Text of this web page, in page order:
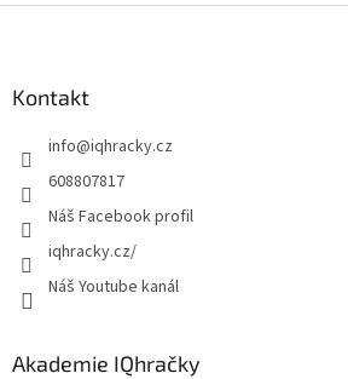
Kontakt
info@iqhracky.cz
608807817
Náš Facebook profil
iqhracky.cz/
Náš Youtube kanál
Akademie IQhračky